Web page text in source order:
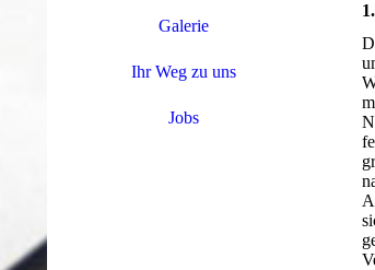
Galerie
Ihr Weg zu uns
Jobs